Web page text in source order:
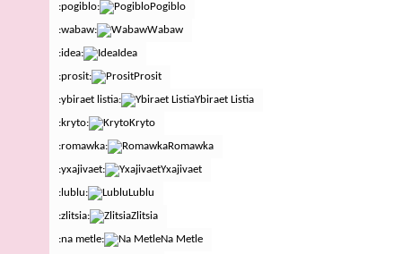
:pogiblo:
Pogiblo
:wabaw:
Wabaw
:idea:
Idea
:prosit:
Prosit
:ybiraet listia:
Ybiraet Listia
:kryto:
Kryto
:romawka:
Romawka
:yxajivaet:
Yxajivaet
:lublu:
Lublu
:zlitsia:
Zlitsia
:na metle:
Na Metle